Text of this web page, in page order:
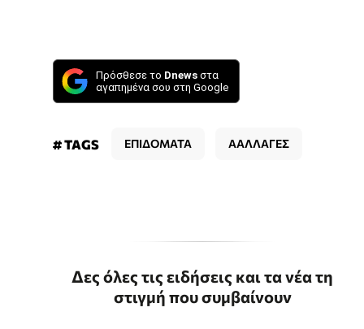
Πρόσθεσε το Dnews στα
αγαπημένα σου στη Google
# TAGS ΕΠΙΔΟΜΑΤΑ ΑΑΛΛΑΓΕΣ
Δες όλες τις ειδήσεις και τα νέα τη
στιγμή που συμβαίνουν